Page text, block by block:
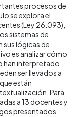
procesos de
se explora el
(Ley 26.093),
sistemas de
lógicas de
es analizar cómo
han interpretado
ser llevados a
están
Para
a 13 docentes y
presentados